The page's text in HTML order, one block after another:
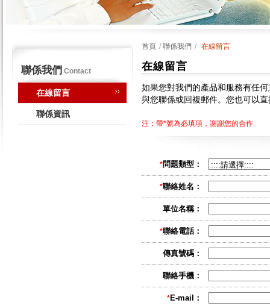
聯係我們 Contact
在線留言
聯係資訊
首頁 / 聯係我們 / 在線留言
在線留言
如果您對我們的產品和服務有任
與您聯係或回複郵件。您也可以
注：帶*號為必填項，謝謝您的合作
*問題類型：
*聯絡姓名：
單位名稱：
*聯絡電話：
傳真號碼：
聯絡手機：
*E-mail：